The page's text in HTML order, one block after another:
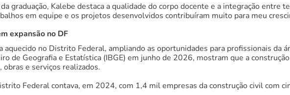
graduação, Kalebe destaca a qualidade do corpo docente e a integração entre
em equipe e os projetos desenvolvidos contribuíram muito para meu
expansão no DF
aquecido no Distrito Federal, ampliando as oportunidades para profissionais da
de Geografia e Estatística (IBGE) em junho de 2026, mostram que a
e serviços realizados.
Federal contava, em 2024, com 1,4 mil empresas da construção civil com